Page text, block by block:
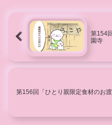
第154
園寺
第156回「ひとり親限定食材のお